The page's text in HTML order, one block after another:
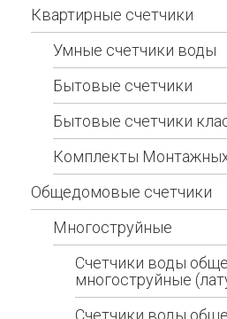
Квартирные счетчики
Умные счетчики воды
Бытовые счетчики
Бытовые счетчики
Комплекты
Общедомовые счетчики
Многоструйные
Счетчики воды
многоструйные
Счетчики воды